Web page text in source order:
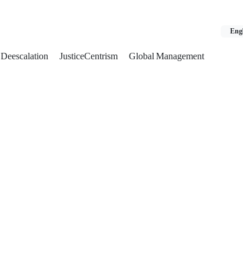
Deescalation JusticeCentrism
Global Management